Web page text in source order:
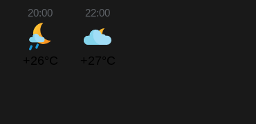
20:00
+26°C
22:00
+27°C